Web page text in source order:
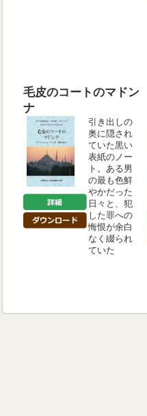
毛皮のコートのマドン
ナ
引き出しの
奥に隠され
ていた黒い
表紙のノー
ト。ある男
の最も色鮮
やかだった
日々と、犯
した罪への
悔恨が余白
なく綴られ
ていた